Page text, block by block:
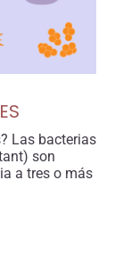
Las bacterias
son
a tres o más